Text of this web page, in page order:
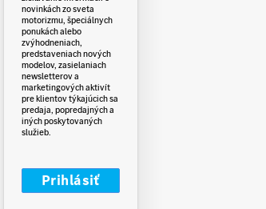
novinkách zo sveta
motorizmu, špeciálnych
ponukách alebo
zvýhodneniach,
predstaveniach nových
modelov, zasielaniach
newsletterov a
marketingových aktivít
pre klientov týkajúcich sa
predaja, popredajných a
iných poskytovaných
služieb.